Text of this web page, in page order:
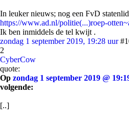
In leuker nieuws; nog een FvD
https://www.ad.nl/politie(...)roep-
Ik ben inmiddels de tel kwijt .
zondag 1 september 2019, 19:28 uur
2
CyberCow
quote:
Op zondag 1 september 2019 @
volgende:
[..]